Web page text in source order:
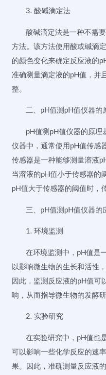
3. 酸碱滴定法
酸碱滴定法是一种不需
方法。该方法使用酸或碱滴
的颜色变化来确定反应液的
准确测量滴定液的pH值，并
整。
二、pH值测pH值仪器的
pH值测pH值仪器的原理
仪器中，通常使用pH值传感
传感器是一种能够测量溶液
当溶液的pH值小于传感器的
pH值大于传感器的阈值时，
三、pH值测pH值仪器的
1. 环境监测
在环境监测中，pH值是
以影响微生物的生长和活性
因此，监测反应液的pH值可
响，从而指导微生物的发酵研
2. 实验研究
在实验研究中，pH值也
可以影响一些化学反应的速
果。因此，准确测量反应液